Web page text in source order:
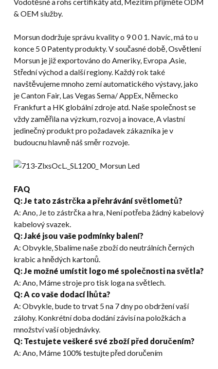
& OEM služby.
Morsun dodržuje správu kvality o 9 0 0 1. Navíc, má to u
konce 5 0 Patenty produkty. V současné době, Osvětlení
Morsun je již exportováno do Ameriky, Evropa ,Asie,
Střední východ a další regiony. Každý rok také
navštěvujeme mnoho zemí automatického výstavy, jako
je Canton Fair, Las Vegas Sema/ AppEx, Německo
Frankfurt a HK globální zdroje atd. Naše společnost se
vždy zaměřila na výzkum, rozvoj a inovace, A vlastní
jedinečný produkt pro požadavek zákazníka je v
budoucnu hlavně náš směr rozvoje.
FAQ
Q: Je tato zástrčka a přehrávání světlometů?
A: Ano, Je to zástrčka a hra, Není potřeba žádný kabelový
kabelový svazek.
Q: Jaké jsou vaše podmínky balení?
A: Obvykle, Sbalíme naše zboží do neutrálních černých
krabic a hnědých kartonů.
Q: Je možné umístit logo mé společnosti na světla?
A: Ano, Máme stroje pro tisk loga na světlech.
Q: A co vaše dodací lhůta?
A: Obvykle, bude to trvat 5 na 7 dny po obdržení vaší
zálohy. Konkrétní doba dodání závisí na položkách a
množství vaší objednávky.
Q: Testujete veškeré své zboží před doručením?
A: Ano, Máme 100% testujte před doručením